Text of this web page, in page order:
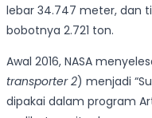
lebar 34.747 meter, dan
bobotnya 2.721 ton.
Awal 2016, NASA
transporter 2) menjadi
dipakai dalam program